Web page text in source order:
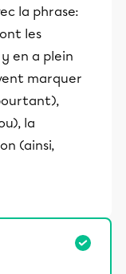
la phrase:
les
en a plein
marquer
la
(ainsi,